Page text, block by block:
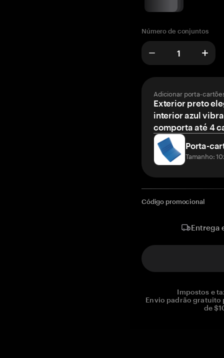
Número de conjuntos
Adicionar porta-
Exterior preto
interior azul
comporta até 4
Porta-
Tamanho:
Código promocional
Entrega
Impostos e
Envio padrão gratuito
de